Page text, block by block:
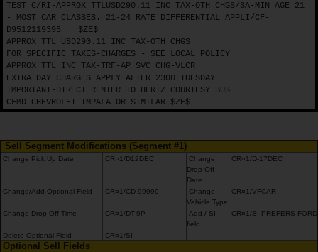
คู่มือ
ยาน
พาหนะ
ผลิตภัณฑ์
และ
บริการ
คน
ขับ
TEST C/RI-APPROX TTLUSD290.11 INC TAX-OTH CHGS/SA-MIN AGE 21
- MOST CAR CLASSES. 21-24 RATE DIFFERENTIAL APPLI/CF-
D9512119395
$ZE$
APPROX TTL USD290.11 INC TAX-OTH CHGS
FOR SPECIFIC TAXES-CHARGES - SEE LOCAL POLICY
APPROX TTL INC TAX-TRF-AP SVC CHG-VLCR
EXTRA DAY CHARGES APPLY AFTER 2300 TUESDAY
IMPORTANT-DIRECT RENTER TO HERTZ COURTESY BUS
CFMD CHEVROLET IMPALA OR SIMILAR $ZE$
Sell Segment Modifications (Segment #1)
Change Pick Up Date CR¤1/D12DEC
Change
Drop Off
Date
CR¤1/D-17DEC
Change/Add Optional Field CR¤1/CD-99999
Change
Vehicle Type
CR¤1/VFCAR
Change Drop Off Time CR¤1/DT-9P
Add / SI-
field
CR¤1/SI-PREFERS FORD
Delete Optional Field CR¤1/SI-
Optional Sell Fields